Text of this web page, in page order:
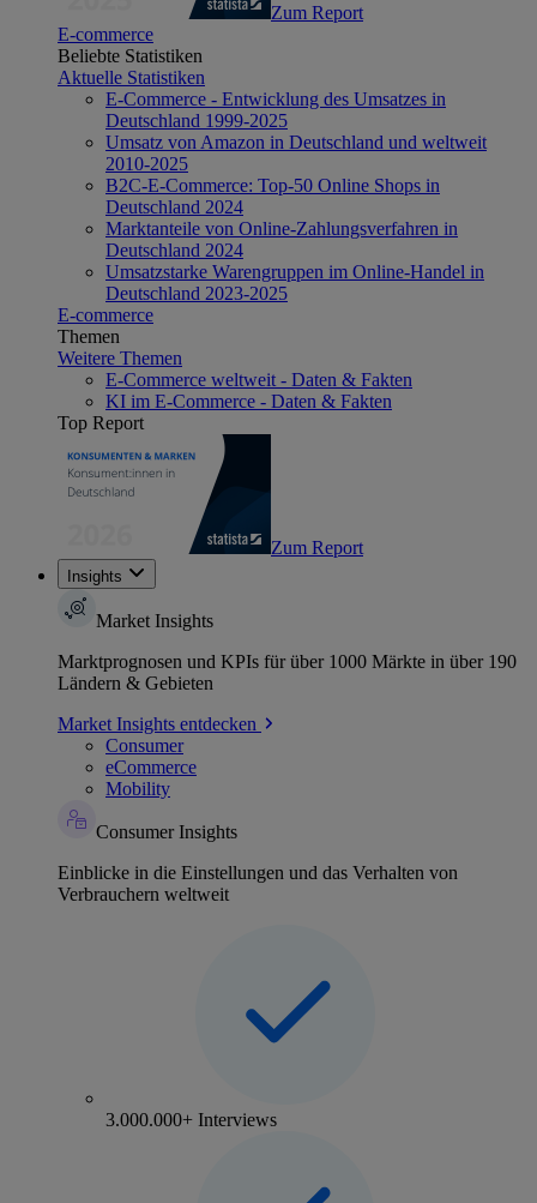
Zum Report
E-commerce
Beliebte Statistiken
Aktuelle Statistiken
E-Commerce - Entwicklung des Umsatzes in
Deutschland 1999-2025
Umsatz von Amazon in Deutschland und weltweit
2010-2025
B2C-E-Commerce: Top-50 Online Shops in
Deutschland 2024
Marktanteile von Online-Zahlungsverfahren in
Deutschland 2024
Umsatzstarke Warengruppen im Online-Handel in
Deutschland 2023-2025
E-commerce
Themen
Weitere Themen
E-Commerce weltweit - Daten & Fakten
KI im E-Commerce - Daten & Fakten
Top Report
Zum Report
Insights
Market Insights
Marktprognosen und KPIs für über 1000 Märkte in über 190
Ländern & Gebieten
Market Insights entdecken
Consumer
eCommerce
Mobility
Consumer Insights
Einblicke in die Einstellungen und das Verhalten von
Verbrauchern weltweit
3.000.000+ Interviews